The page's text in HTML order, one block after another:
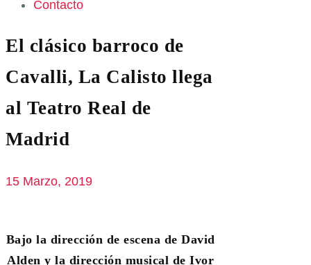
Contacto
El clásico barroco de
Cavalli, La Calisto llega
al Teatro Real de
Madrid
15 Marzo, 2019
Bajo la dirección de escena de David
Alden y la dirección musical de Ivor